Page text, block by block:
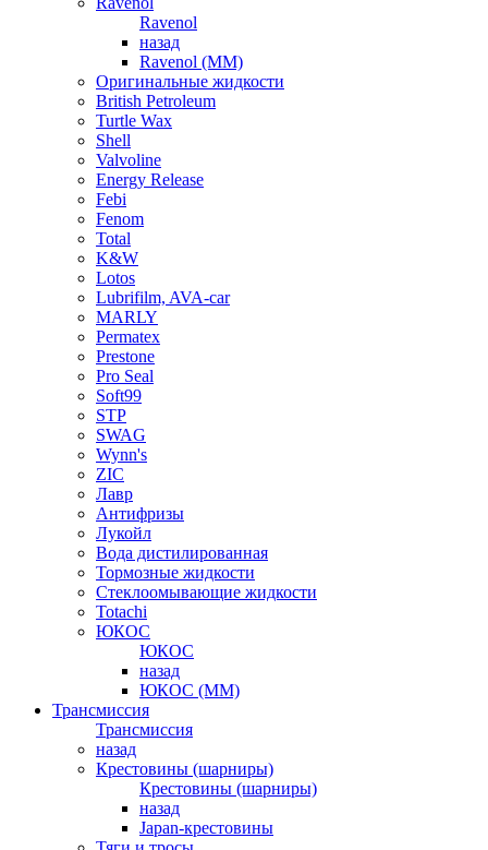
Ravenol
назад
Ravenol (ММ)
Оригинальные жидкости
British Petroleum
Turtle Wax
Shell
Valvoline
Energy Release
Febi
Fenom
Total
K&W
Lotos
Lubrifilm, AVA-car
MARLY
Permatex
Prestone
Pro Seal
Soft99
STP
SWAG
Wynn's
ZIC
Лавр
Антифризы
Лукойл
Вода дистилированная
Тормозные жидкости
Стеклоомывающие жидкости
Totachi
ЮКОС
ЮКОС
назад
ЮКОС (ММ)
Трансмиссия
Трансмиссия
назад
Крестовины (шарниры)
Крестовины (шарниры)
назад
Japan-крестовины